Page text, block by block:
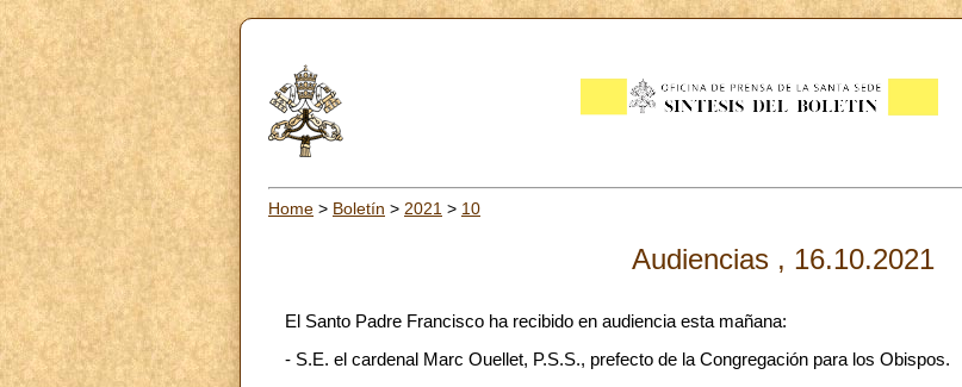
Home > Boletín > 2021 > 10
Audiencias , 16.10.2021
El Santo Padre Francisco ha recibido en audiencia esta mañana:
- S.E. el cardenal Marc Ouellet, P.S.S., prefecto de la Congregación para los Obispos.